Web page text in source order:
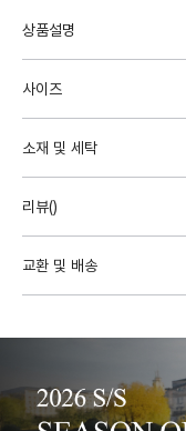
상품설명
사이즈
소재 및 세탁
리뷰()
교환 및 배송